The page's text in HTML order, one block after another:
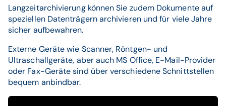
Langzeitarchivierung können Sie zudem Dokumente auf
speziellen Datenträgern archivieren und für viele Jahre
sicher aufbewahren.
Externe Geräte wie Scanner, Röntgen- und
Ultraschallgeräte, aber auch MS Office, E-Mail-Provider
oder Fax-Geräte sind über verschiedene Schnittstellen
bequem anbindbar.